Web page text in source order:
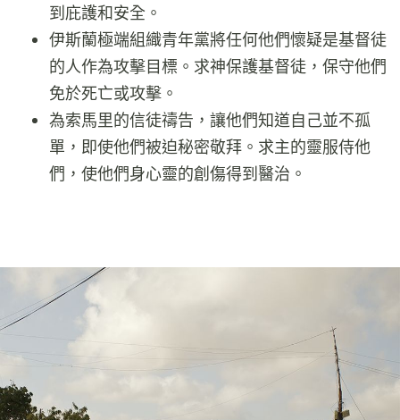
到庇護和安全。
伊斯蘭極端組織青年黨將任何他們懷疑是基督徒
的人作為攻擊目標。求神保護基督徒，保守他們
免於死亡或攻擊。
為索馬里的信徒禱告，讓他們知道自己並不孤
單，即使他們被迫秘密敬拜。求主的靈服侍他
們，使他們身心靈的創傷得到醫治。